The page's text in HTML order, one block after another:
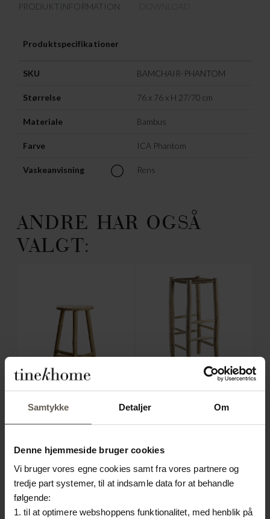
Samtykke Detaljer Om
Denne hjemmeside bruger cookies
Vi bruger vores egne cookies samt fra vores partnere og
tredje part systemer, til at indsamle data for at behandle
følgende:
1. til at optimere webshoppens funktionalitet, med henblik på
PRODUKTINFORMATION
Produktspecifikationer
SKU BAMCHAIR-PHANTOM
Størrelse 76 x 76 x H 27/70 cm
Materiale Bambus
Farve ICA Phantom
Vaskeanvisning Rens
ANDRE HAR OGSÅ
VALGT:
BAMSTOOLH50
TABURET | BAMBUS | 50
CM
499,00kr.
DOUM-BAR
BARSTOL | EUKALYPTUS
TRÆ OG PALMEBLADE |
H 80 CM
799,00kr.